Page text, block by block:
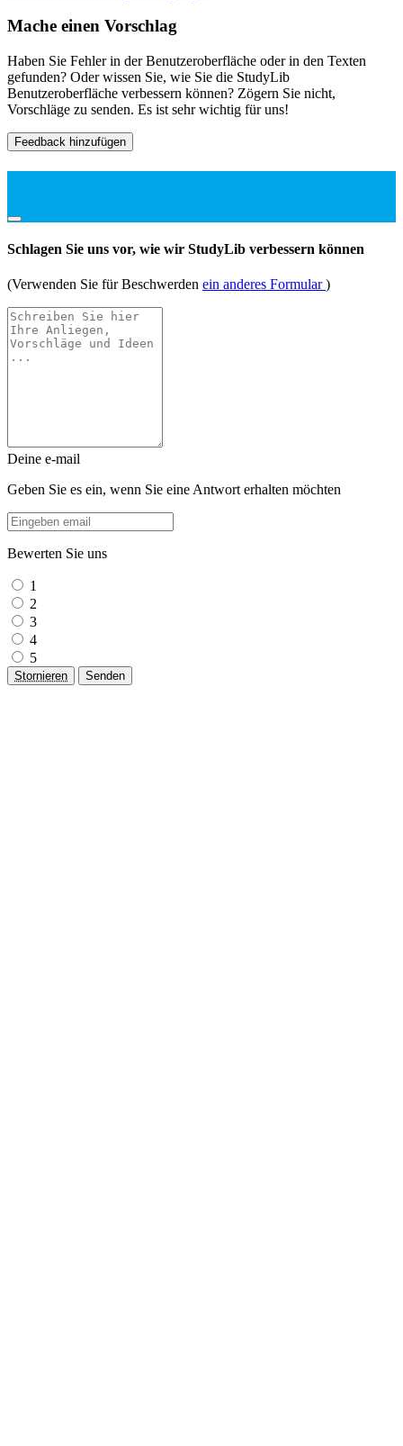
Mache einen Vorschlag
Haben Sie Fehler in der Benutzeroberfläche oder in den Texten
gefunden? Oder wissen Sie, wie Sie die StudyLib
Benutzeroberfläche verbessern können? Zögern Sie nicht,
Vorschläge zu senden. Es ist sehr wichtig für uns!
Feedback hinzufügen
Schlagen Sie uns vor, wie wir StudyLib verbessern können
(Verwenden Sie für Beschwerden ein anderes Formular)
Deine e-mail
Geben Sie es ein, wenn Sie eine Antwort erhalten möchten
Bewerten Sie uns
1
2
3
4
5
Stornieren Senden